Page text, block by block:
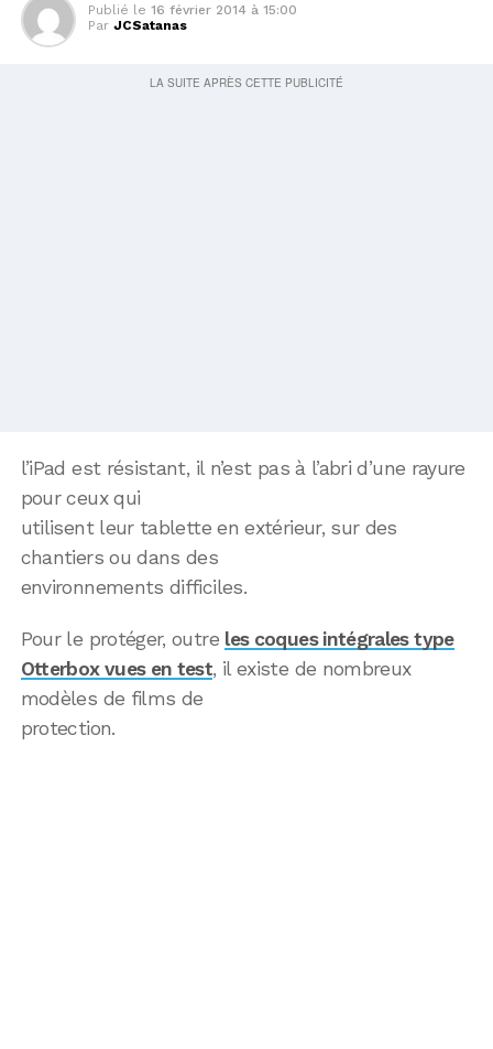
Publié le 16 février 2014 à 15:00
Par JCSatanas
l’iPad est résistant, il n’est pas à l’abri d’une rayure
pour ceux qui
utilisent leur tablette en extérieur, sur des
chantiers ou dans des
environnements difficiles.
Pour le protéger, outre les coques intégrales type
Otterbox vues en test, il existe de nombreux
modèles de films de
protection.